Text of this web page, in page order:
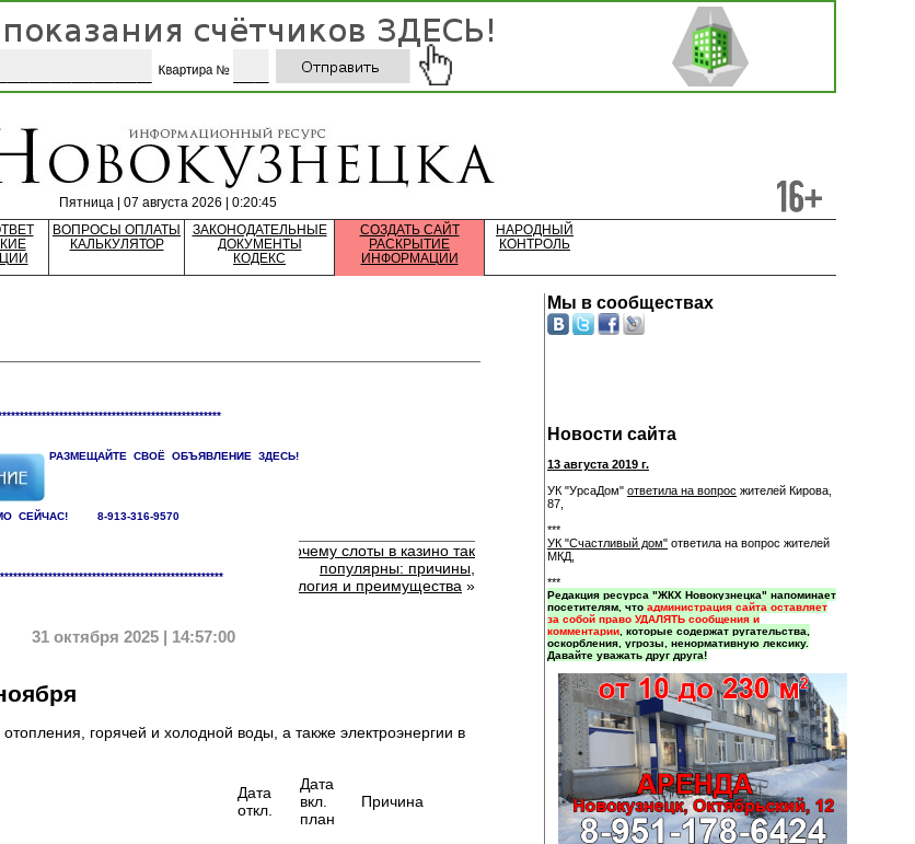
Пятница | 07 августа 2026 | 0:20:45
ВОПРОСЫ ОПЛАТЫ
КАЛЬКУЛЯТОР
ЗАКОНОДАТЕЛЬНЫЕ
ДОКУМЕНТЫ
КОДЕКС
СОЗДАТЬ САЙТ
РАСКРЫТИЕ
ИНФОРМАЦИИ
НАРОДНЫЙ
КОНТРОЛЬ
РАЗМЕЩАЙТЕ СВОЁ ОБЪЯВЛЕНИЕ ЗДЕСЬ!
СЕЙЧАС! 8-913-316-9570
Почему слоты в казино так
популярны: причины,
психология и преимущества »
31 октября 2025 | 14:57:00
горячей и холодной воды, а также электроэнергии в
Дата
откл.
Дата
вкл.
план
Причина
Мы в сообществах
Новости сайта
13 августа 2019 г.
УК "УрсаДом" ответила на вопрос жителей Кирова,
87,
***
УК "Счастливый дом" ответила на вопрос жителей
МКД,
***
Редакция ресурса "ЖКХ Новокузнецка" напоминает
посетителям, что администрация сайта оставляет
за собой право УДАЛЯТЬ сообщения и
комментарии , которые содержат ругательства,
оскорбления, угрозы, ненормативную лексику.
Давайте уважать друг друга!